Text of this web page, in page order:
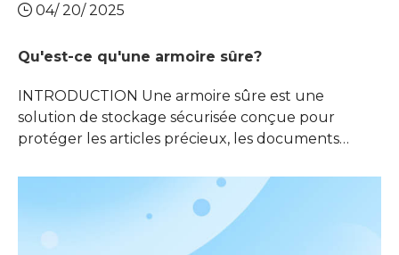
04/ 20/ 2025
Qu'est-ce qu'une armoire sûre?
INTRODUCTION Une armoire sûre est une
solution de stockage sécurisée conçue pour
protéger les articles précieux, les documents
l'accès, le vol, le feu et les dommages
environnementaux non autorisés. Ces armoires
sont disponibles en différentes tailles, matériaux et
caractéristiques de sécurité, répondant à des